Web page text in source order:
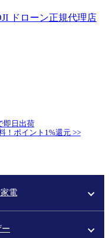
即日出荷
！ポイント1%還元 >>
電